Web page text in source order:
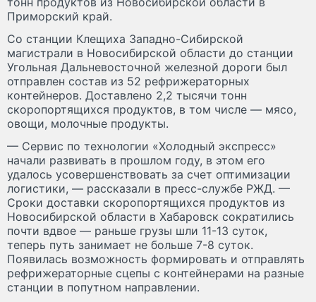
Приморский край.
Со станции Клещиха Западно-Сибирской
магистрали в Новосибирской области до станции
Угольная Дальневосточной железной дороги был
отправлен состав из 52 рефрижераторных
контейнеров. Доставлено 2,2 тысячи тонн
скоропортящихся продуктов, в том числе — мясо,
овощи, молочные продукты.
— Сервис по технологии «Холодный экспресс»
начали развивать в прошлом году, в этом его
удалось усовершенствовать за счет оптимизации
логистики, — рассказали в пресс-службе РЖД. —
Сроки доставки скоропортящихся продуктов из
Новосибирской области в Хабаровск сократились
почти вдвое — раньше грузы шли 11-13 суток,
теперь путь занимает не больше 7-8 суток.
Появилась возможность формировать и отправлять
рефрижераторные сцепы с контейнерами на разные
станции в попутном направлении.